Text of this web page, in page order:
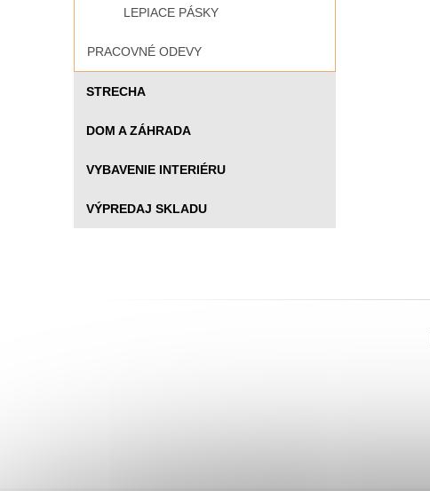
LEPIACE PÁSKY
PRACOVNÉ ODEVY
STRECHA
DOM A ZÁHRADA
VYBAVENIE INTERIÉRU
VÝPREDAJ SKLADU